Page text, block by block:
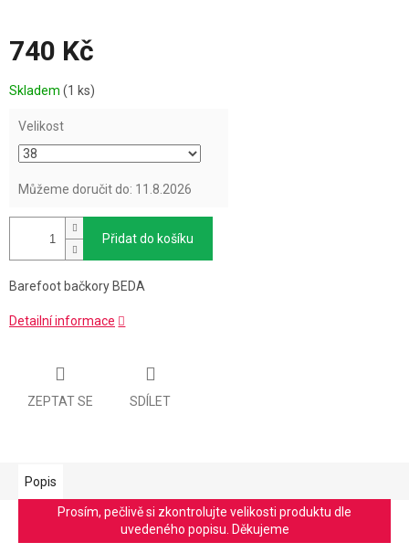
740 Kč
cena:
Skladem (1 ks)
Velikost
Můžeme doručit do: 11.8.2026
Přidat do košíku
Barefoot bačkory BEDA
Detailní informace
ZEPTAT SE SDÍLET
Popis
Prosím, pečlivě si zkontrolujte velikosti produktu dle
uvedeného popisu. Děkujeme